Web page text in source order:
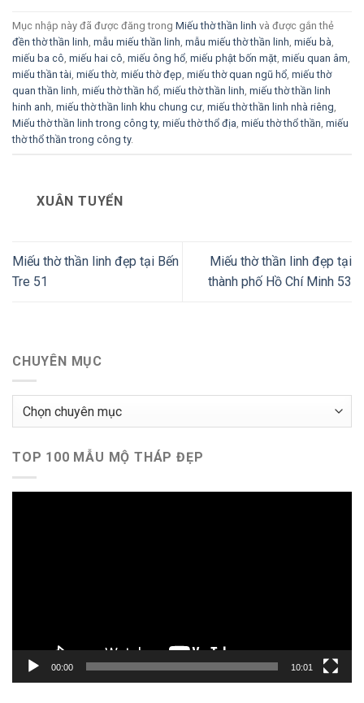
Mục nhập này đã được đăng trong Miếu thờ thần linh và được gắn thẻ
đền thờ thần linh mẫu miếu thần linh mẫu miếu thờ thần linh miếu bà
miếu ba cô miếu hai cô miếu ông hổ miếu phật bốn mặt miếu quan âm
miếu thần tài miếu thờ, miếu thờ đẹp miếu thờ quan ngũ hổ miếu thờ
quan thần linh miếu thờ thần hổ miếu thờ thần linh miếu thờ thần linh
hinh anh miếu thờ thần linh khu chung cư miếu thờ thần linh nhà riêng
Miếu thờ thần linh trong công ty, miếu thờ thổ địa miếu thờ thổ thần miếu
thờ thổ thần trong công ty.
XUÂN TUYỂN
Miếu thờ thần linh đẹp tại Bến
Tre 51
Miếu thờ thần linh đẹp tại
thành phố Hồ Chí Minh 53
CHUYÊN MỤC
Chuyên
TOP 100 MẪU MỘ THÁP ĐẸP
00:00 10:01